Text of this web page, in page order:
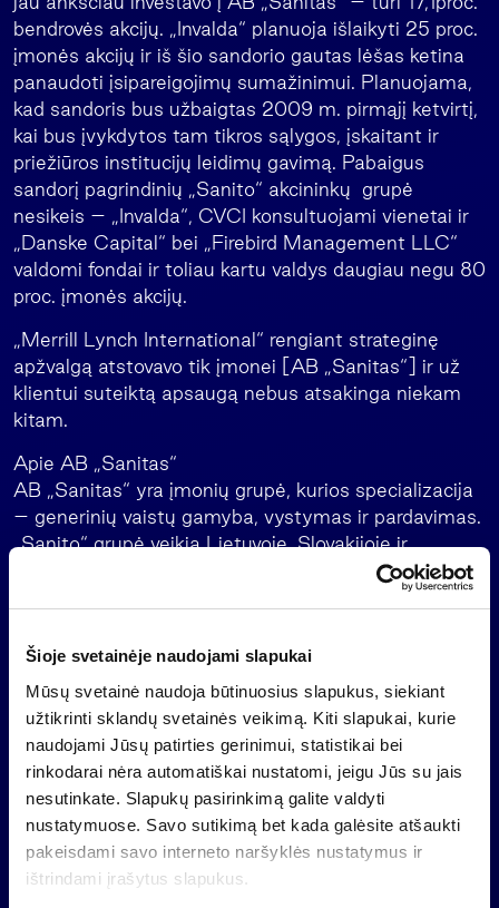
Šioje svetainėje naudojami slapukai
Mūsų svetainė naudoja būtinuosius slapukus, siekiant
užtikrinti sklandų svetainės veikimą. Kiti slapukai, kurie
naudojami Jūsų patirties gerinimui, statistikai bei
rinkodarai nėra automatiškai nustatomi, jeigu Jūs su jais
nesutinkate. Slapukų pasirinkimą galite valdyti
nustatymuose. Savo sutikimą bet kada galėsite atšaukti
pakeisdami savo interneto naršyklės nustatymus ir
ištrindami įrašytus slapukus.
bendrovės akcijų. „Invalda“ planuoja išlaikyti 25 proc.
įmonės akcijų ir iš šio sandorio gautas lėšas ketina
panaudoti įsipareigojimų sumažinimui. Planuojama,
kad sandoris bus užbaigtas 2009 m. pirmąjį ketvirtį,
kai bus įvykdytos tam tikros sąlygos, įskaitant ir
priežiūros institucijų leidimų gavimą. Pabaigus
sandorį pagrindinių „Sanito“ akcininkų grupė
nesikeis – „Invalda“, CVCI konsultuojami vienetai ir
„Danske Capital“ bei „Firebird Management LLC“
valdomi fondai ir toliau kartu valdys daugiau negu 80
proc. įmonės akcijų.
„Merrill Lynch International“ rengiant strateginę
apžvalgą atstovavo tik įmonei [AB „Sanitas“] ir už
klientui suteiktą apsaugą nebus atsakinga niekam
kitam.
Apie AB „Sanitas“
AB „Sanitas“ yra įmonių grupė, kurios specializacija
– generinių vaistų gamyba, vystymas ir pardavimas.
„Sanito“ grupė veikia Lietuvoje, Slovakijoje ir
Lenkijoje – šiose šalyse veikia modernios įmonės
gamyklos. Bendrovė ir jos grupės įmonės gamina
įšvirkščiamus ir tepamus vaistus. Įmonė savo
Rytų Europos, Rusijos ir Ukrainos rinkose.
Apie AB „Invalda“
„Invalda“ yra viena didžiausių aktyviai investicijas
valdančių Lietuvos bendrovių. „Invaldos“ grupės
įmonės veikia Lietuvoje, Latvijoje, Ukrainoje,
Lenkijoje, Slovakijoje ir kitose šalyse, kuriose
ieškoma veiklos vystymo galimybių. Pagrindinė